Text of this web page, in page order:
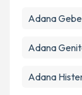
Adana
Adana
Adana